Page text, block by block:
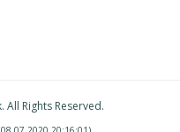
. All Rights Reserved.